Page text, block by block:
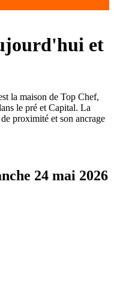
et
la maison de Top Chef,
le pré et Capital. La
proximité et son ancrage
24 mai 2026